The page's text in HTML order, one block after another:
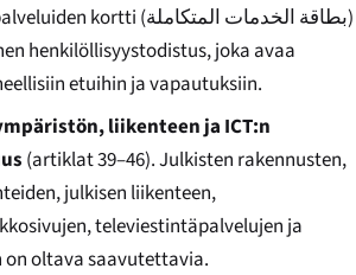
kortti (بطاقة الخدمات المتكاملة)
henkilöllisyystodistus, joka avaa
etuihin ja vapautuksiin.
liikenteen ja ICT:n
(artiklat 39–46). Julkisten rakennusten,
julkisen liikenteen,
televiestintäpalvelujen ja
on oltava saavutettavia.